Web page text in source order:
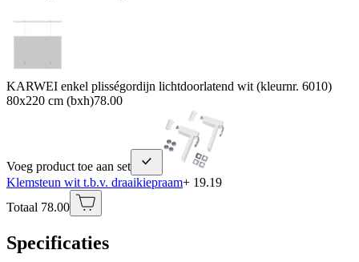
KARWEI enkel plisségordijn lichtdoorlatend wit (kleurnr. 6010)
80x220 cm (bxh)78.00
Voeg product toe aan set
Klemsteun wit t.b.v. draaikiepraam+ 19.19
Totaal 78.00
Specificaties